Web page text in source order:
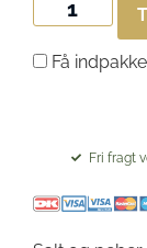
Få
Fri fragt